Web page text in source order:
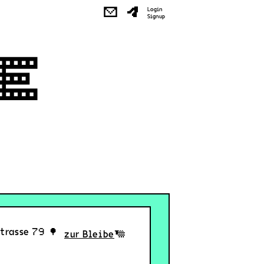
✉
Login
Signup
79 zur Bleibe